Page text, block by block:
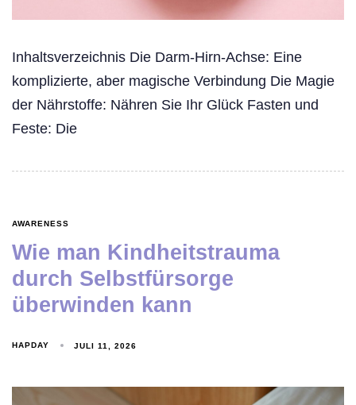
Inhaltsverzeichnis Die Darm-Hirn-Achse: Eine
komplizierte, aber magische Verbindung Die Magie
der Nährstoffe: Nähren Sie Ihr Glück Fasten und
Feste: Die
AWARENESS
Wie man Kindheitstrauma
durch Selbstfürsorge
überwinden kann
HAPDAY JULI 11, 2026